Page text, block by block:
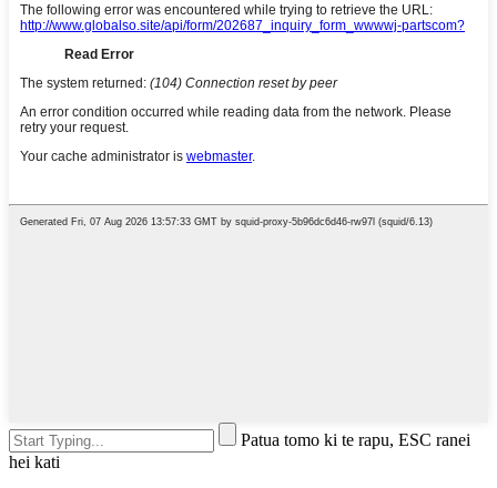
Patua tomo ki te rapu, ESC ranei
hei kati